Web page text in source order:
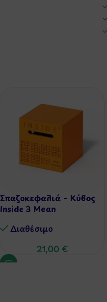
Σπαζοκεφαλιά – Κύβος
Inside 3 Mean
Διαθέσιμo
21,00 €